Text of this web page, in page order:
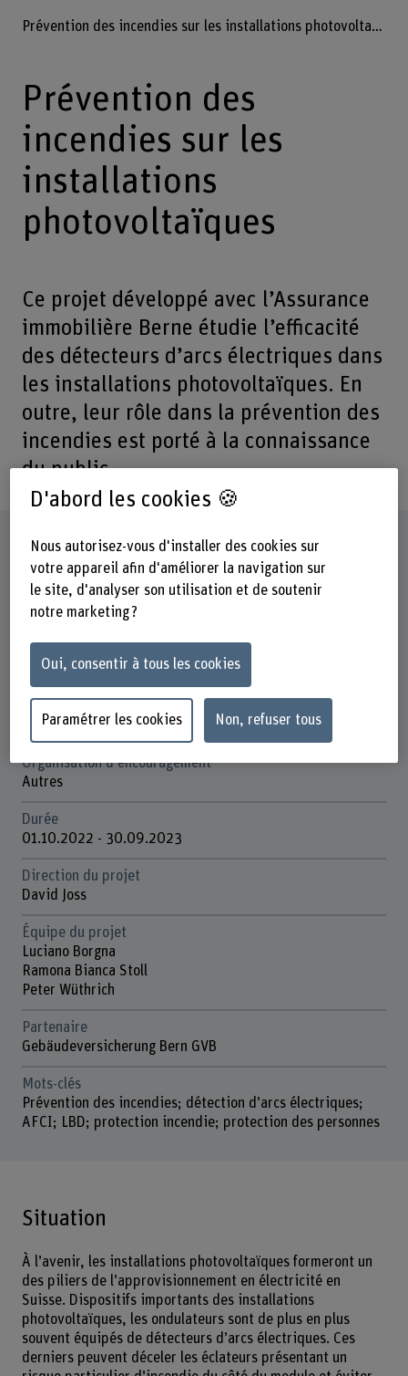
Prévention des incendies sur les installations photovoltaïques
Prévention des
incendies sur les
installations
photovoltaïques
Ce projet développé avec l’Assurance
immobilière Berne étudie l’efficacité
des détecteurs d’arcs électriques dans
les installations photovoltaïques. En
outre, leur rôle dans la prévention des
incendies est porté à la connaissance
du public.
Fiche signalétique
Départements participants
Technique et informatique
Institut(s)
Institut pour la recherche sur l’énergie et la mobilité IEM
Unité(s) de recherche
IEM / Systèmes photovoltaïques
Organisation d'encouragement
Autres
Durée
01.10.2022 - 30.09.2023
Direction du projet
David Joss
Équipe du projet
Luciano Borgna
Ramona Bianca Stoll
Peter Wüthrich
Partenaire
Gebäudeversicherung Bern GVB
Mots-clés
Prévention des incendies; détection d’arcs électriques;
AFCI; LBD; protection incendie; protection des personnes
Situation
À l’avenir, les installations photovoltaïques formeront un
des piliers de l’approvisionnement en électricité en
Suisse. Dispositifs importants des installations
photovoltaïques, les ondulateurs sont de plus en plus
souvent équipés de détecteurs d’arcs électriques. Ces
derniers peuvent déceler les éclateurs présentant un
D'abord les cookies 🍪
Nous autorisez-vous d'installer des cookies sur
votre appareil afin d'améliorer la navigation sur
le site, d'analyser son utilisation et de soutenir
notre marketing ?
Oui, consentir à tous les cookies
Paramétrer les cookies Non, refuser tous